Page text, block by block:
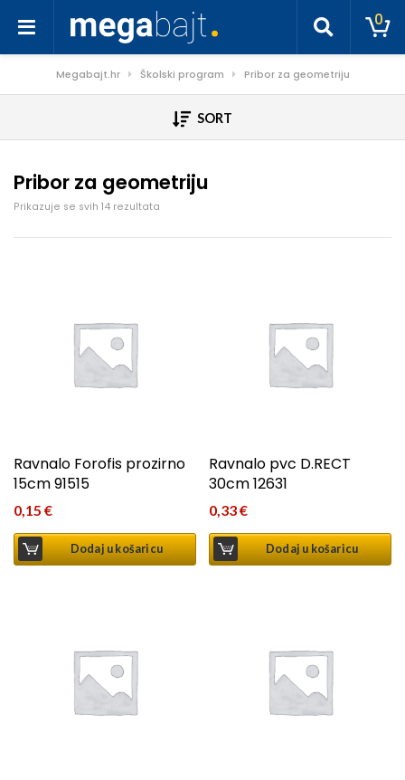
0
Megabajt.hr Školski program Pribor za geometriju
SORT
Pribor za geometriju
Prikazuje se svih 14 rezultata
Ravnalo Forofis prozirno
15cm 91515
0,15 €
Dodaj u košaricu
Ravnalo pvc D.RECT
30cm 12631
0,33€
Dodaj u košaricu